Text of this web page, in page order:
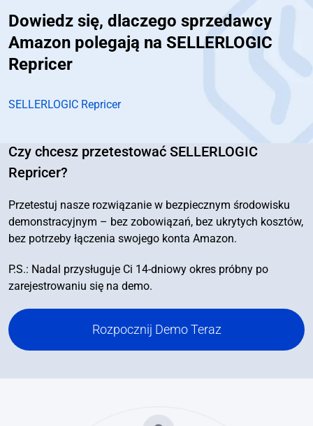
Dowiedz się, dlaczego sprzedawcy
Amazon polegają na SELLERLOGIC
Repricer
SELLERLOGIC Repricer
Czy chcesz przetestować SELLERLOGIC
Repricer?
Przetestuj nasze rozwiązanie w bezpiecznym środowisku
demonstracyjnym – bez zobowiązań, bez ukrytych kosztów,
bez potrzeby łączenia swojego konta Amazon.
P.S.: Nadal przysługuje Ci 14-dniowy okres próbny po
zarejestrowaniu się na demo.
Rozpocznij Demo Teraz